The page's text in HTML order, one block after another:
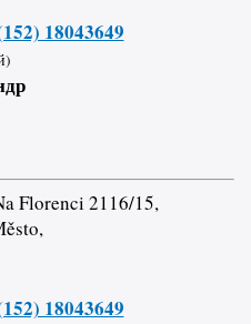
18043649
Florenci 2116/15,
18043649